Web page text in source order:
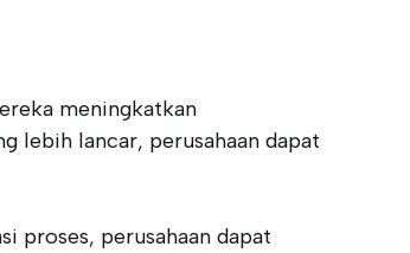
meningkatkan
lebih lancar, perusahaan dapat
proses, perusahaan dapat